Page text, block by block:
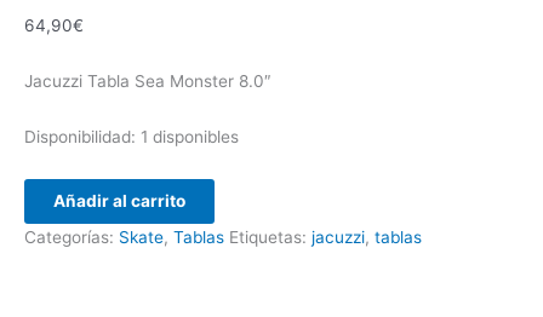
64,90€
Jacuzzi Tabla Sea Monster 8.0″
Disponibilidad: 1 disponibles
Añadir al carrito
Categorías: Skate, Tablas Etiquetas: jacuzzi, tablas